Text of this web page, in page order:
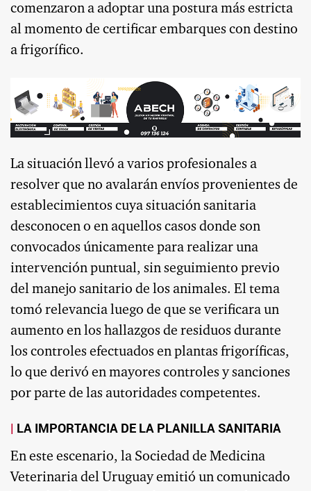
comenzaron a adoptar una postura más estricta
al momento de certificar embarques con destino
a frigorífico.
La situación llevó a varios profesionales a
resolver que no avalarán envíos provenientes de
establecimientos cuya situación sanitaria
desconocen o en aquellos casos donde son
convocados únicamente para realizar una
intervención puntual, sin seguimiento previo
del manejo sanitario de los animales. El tema
tomó relevancia luego de que se verificara un
aumento en los hallazgos de residuos durante
los controles efectuados en plantas frigoríficas,
lo que derivó en mayores controles y sanciones
por parte de las autoridades competentes.
LA IMPORTANCIA DE LA PLANILLA SANITARIA
En este escenario, la Sociedad de Medicina
Veterinaria del Uruguay emitió un comunicado